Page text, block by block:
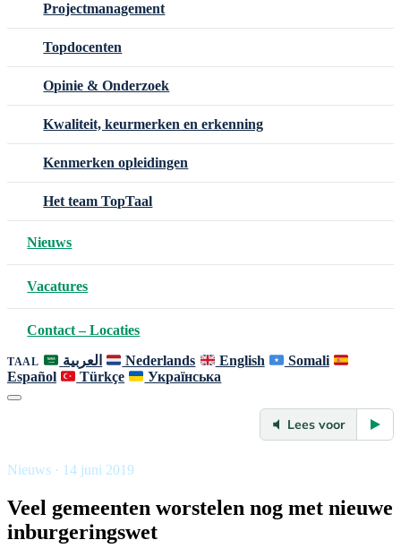
Projectmanagement
Topdocenten
Opinie & Onderzoek
Kwaliteit, keurmerken en erkenning
Kenmerken opleidingen
Het team TopTaal
Nieuws
Vacatures
Contact – Locaties
TAAL العربية Nederlands English
Somali
Español
Türkçe Українська
Lees voor
Nieuws · 14 juni 2019
Veel gemeenten worstelen nog met nieuwe
inburgeringswet